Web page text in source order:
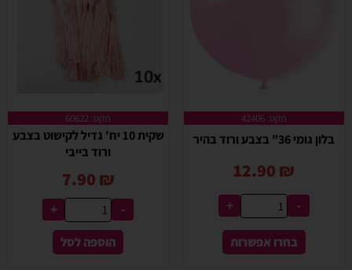
מקט: 42406
בלון גומי 36" בצבע ורוד בהיר
12.90 ₪
-
+
בחרו אפשרות
מקט: 60622
שקית 10 יח' גדיל לקישוט בצבע
ורוד בייבי
7.90 ₪
-
+
הוספה לסל